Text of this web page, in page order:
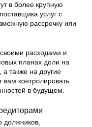
в более крупную
услуг с
рассрочку или
расходами и
планах доли на
также на другие
контролировать
в будущем.
должников,